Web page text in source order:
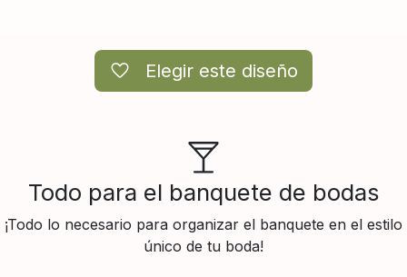
Elegir este diseño
Todo para el banquete de bodas
¡Todo lo necesario para organizar el banquete en el estilo
único de tu boda!